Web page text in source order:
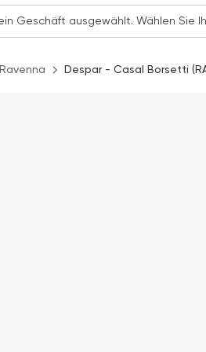
Ravenna Despar - Casal Borsetti